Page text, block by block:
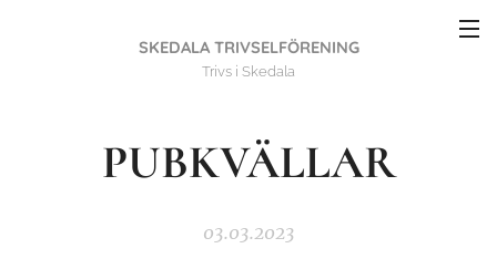
SKEDALA TRIVSELFÖRENING
Trivs i Skedala
PUBKVÄLLAR
03.03.2023